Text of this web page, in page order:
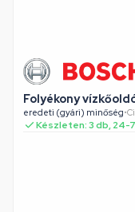
Folyékony
eredeti (gyári) minőség•
Készleten: 3 db, 24-